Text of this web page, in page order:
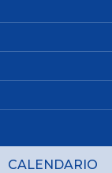
CALENDARIO